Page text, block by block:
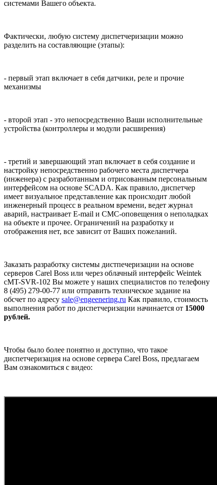
системами Вашего объекта.
Фактически, любую систему диспетчеризации можно
разделить на составляющие (этапы):
- первый этап включает в себя датчики, реле и прочие
механизмы
- второй этап - это непосредственно Ваши исполнительные
устройства (контроллеры и модули расширения)
- третий и завершающий этап включает в себя создание и
настройку непосредственно рабочего места диспетчера
(инженера) c разработанным и отрисованным персональным
интерфейсом на основе SCADA. Как правило, диспетчер
имеет визуальное представление как происходит любой
инженерный процесс в реальном времени, ведет журнал
аварий, настраивает E-mail и СМС-оповещения о неполадках
на объекте и прочее. Ограничений на разработку и
отображения нет, все зависит от Ваших пожеланий.
Заказать разработку системы дистпечеризации на основе
серверов Carel Boss или через облачный интерфейс Weintek
cMT-SVR-102 Вы можете у наших специалистов по телефону
8 (495) 279-00-77 или отправить техническое задание на
обсчет по адресу sale@engeenering.ru Как правило, стоимость
выполнения работ по диспетчеризации начинается от 15000
рублей.
Чтобы было более понятно и доступно, что такое
диспетчеризация на основе сервера Carel Boss, предлагаем
Вам ознакомиться с видео: